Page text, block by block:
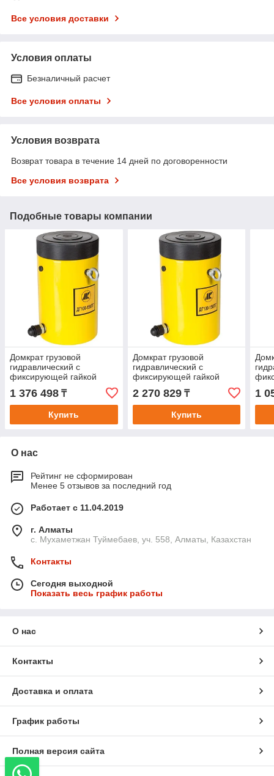
Все условия доставки
Условия оплаты
Безналичный расчет
Все условия оплаты
Условия возврата
Возврат товара в течение 14 дней по договоренности
Все условия возврата
Подобные товары компании
Домкрат грузовой
гидравлический с
фиксирующей гайкой
ДГ300-200ПГ
1 376 498 ₸
Купить
Домкрат грузовой
гидравлический с
фиксирующей гайкой
ДГ400-300ПГ
2 270 829₸
Купить
1
О нас
Рейтинг не сформирован
Менее 5 отзывов за последний год
Работает с 11.04.2019
г. Алматы
с. Мухаметжан Туймебаев, уч. 558, Алматы, Казахстан
Контакты
Сегодня выходной
Показать весь график работы
О нас
Контакты
Доставка и оплата
График работы
Полная версия сайта